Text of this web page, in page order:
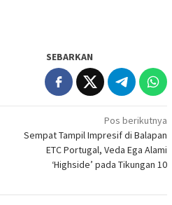
SEBARKAN
Pos berikutnya
Sempat Tampil Impresif di Balapan
ETC Portugal, Veda Ega Alami
‘Highside’ pada Tikungan 10